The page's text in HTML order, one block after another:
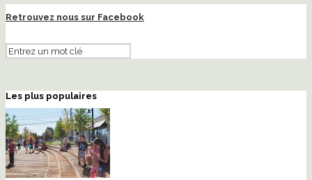
Retrouvez nous sur Facebook
Les plus populaires